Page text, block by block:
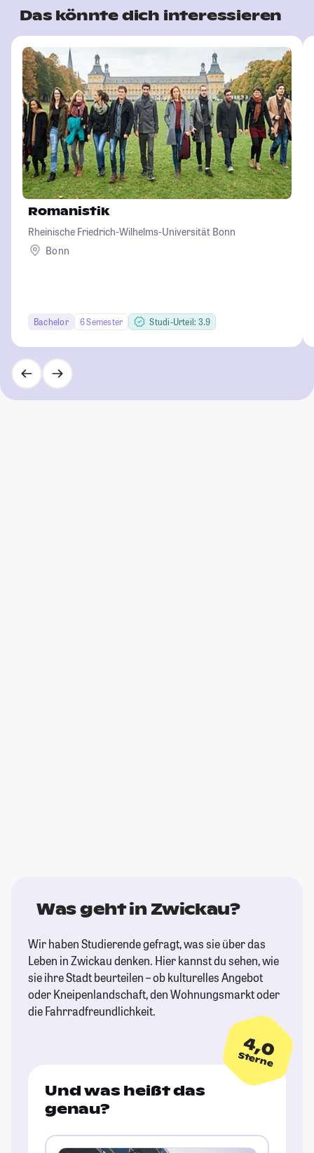
Das könnte dich interessieren
Romanistik
Rheinische Friedrich-Wilhelms-Universität Bonn
Bonn
Bachelor 6 Semester Studi-Urteil: 3.9
Was geht in Zwickau?
Wir haben Studierende gefragt, was sie über das
Leben in Zwickau denken. Hier kannst du sehen, wie
sie ihre Stadt beurteilen – ob kulturelles Angebot
oder Kneipenlandschaft, den Wohnungsmarkt oder
die Fahrradfreundlichkeit.
4,0
Sterne
Und was heißt das
genau?